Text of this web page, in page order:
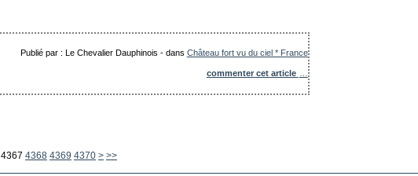
Publié par : Le Chevalier Dauphinois -dans Château fort vu du ciel * France
commenter cet article
4367 4368 4369 4370 4380
4390
4400
4500
4600
4700
4800
4900
5000
5100
5200
5300
5400
5500
5600
> >>